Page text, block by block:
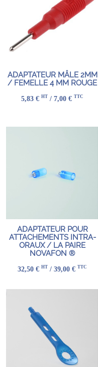
ADAPTATEUR MÂLE 2MM
/ FEMELLE 4 MM ROUGE
5,83 € HT / 7,00 € TTC
ADAPTATEUR POUR
ATTACHEMENTS INTRA-
ORAUX / LA PAIRE
NOVAFON ®
32,50 € HT / 39,00 € TTC